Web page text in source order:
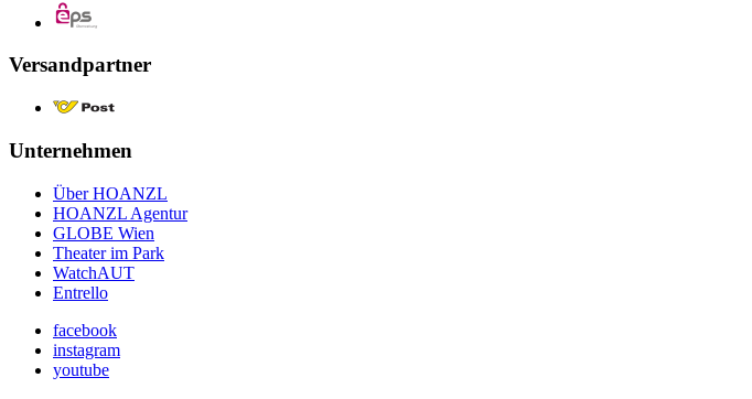
Versandpartner
Unternehmen
Über HOANZL
HOANZL Agentur
GLOBE Wien
Theater im Park
WatchAUT
Entrello
facebook
instagram
youtube